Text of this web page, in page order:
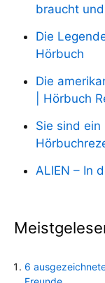
braucht
Die
Hörbuch
Die
| Hörbuch
Sie sind ein
ALIEN – In
6